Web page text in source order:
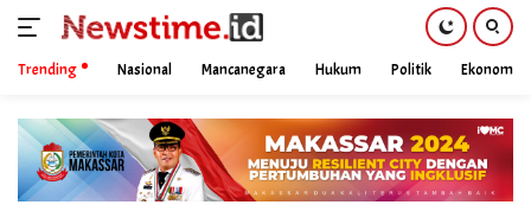
content
Trending Nasional Mancanegara Hukum Politik Ekonomi